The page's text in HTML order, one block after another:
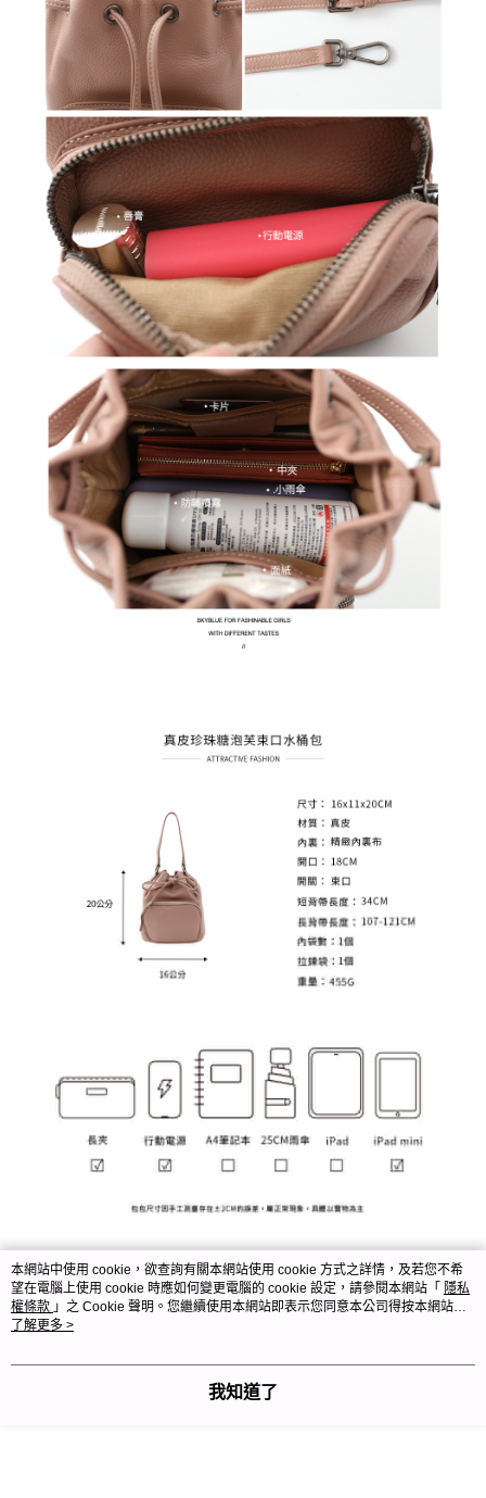
本網站中使用 cookie，欲查詢有關本網站使用 cookie 方式之詳情，及若您不希
望在電腦上使用 cookie 時應如何變更電腦的 cookie 設定，請參閱本網站「 隱私
權條款 」之 Cookie 聲明。您繼續使用本網站即表示您同意本公司得按本網站使
用條款之 Cookie 聲明使用 cookie。
了解更多 >
我知道了